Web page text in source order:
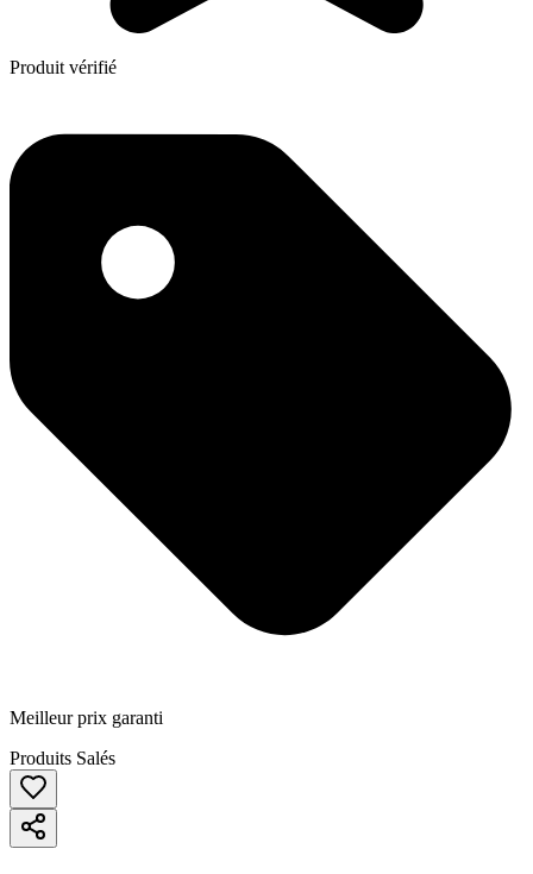
Produit vérifié
Meilleur prix garanti
Produits Salés